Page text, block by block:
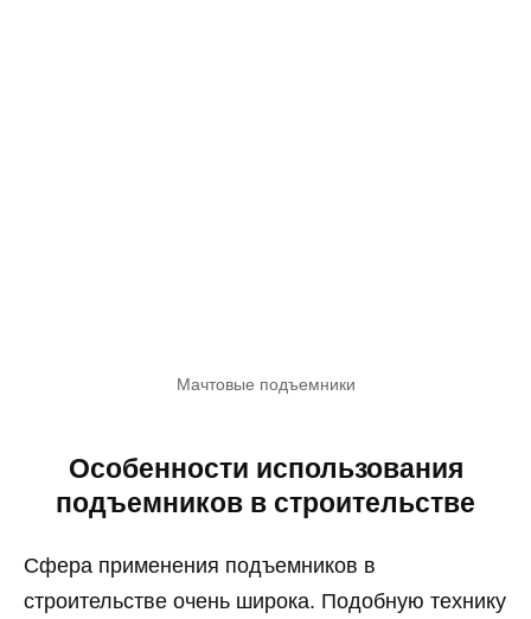
Мачтовые подъемники
Особенности использования
подъемников в строительстве
Сфера применения подъемников в
строительстве очень широка. Подобную технику